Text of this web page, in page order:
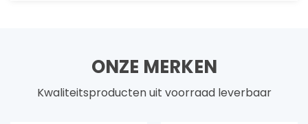
ONZE MERKEN
Kwaliteitsproducten uit voorraad leverbaar